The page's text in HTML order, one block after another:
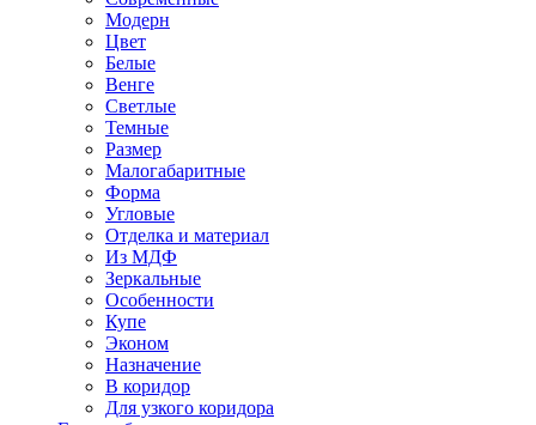
Модерн
Цвет
Белые
Венге
Светлые
Темные
Размер
Малогабаритные
Форма
Угловые
Отделка и материал
Из МДФ
Зеркальные
Особенности
Купе
Эконом
Назначение
В коридор
Для узкого коридора